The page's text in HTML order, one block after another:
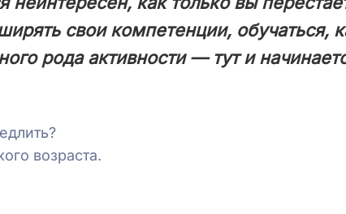
свои компетенции, обучаться,
рода активности — тут и
возраста.